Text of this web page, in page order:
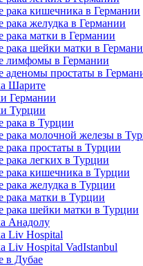
рака кишечника в Германии
рака желудка в Германии
рака матки в Германии
рака шейки матки в
лимфомы в Германии
аденомы простаты в
Шарите
Германии
Турции
рака в Турции
рака молочной железы в
рака простаты в Турции
рака легких в Турции
рака кишечника в Турции
рака желудка в Турции
рака матки в Турции
рака шейки матки в Турции
Анадолу
Liv Hospital
Liv Hospital VadIstanbul
в Дубае